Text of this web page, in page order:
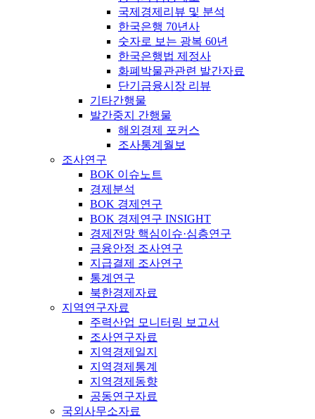
국제경제리뷰 및 분석
한국은행 70년사
숫자로 보는 광복 60년
한국은행법 제정사
화폐박물관관련 발간자료
단기금융시장 리뷰
기타간행물
발간중지 간행물
해외경제 포커스
조사통계월보
조사연구
BOK 이슈노트
경제분석
BOK 경제연구
BOK 경제연구 INSIGHT
경제전망 핵심이슈·심층연구
금융안정 조사연구
지급결제 조사연구
통계연구
북한경제자료
지역연구자료
주력산업 모니터링 보고서
조사연구자료
지역경제일지
지역경제통계
지역경제동향
공동연구자료
국외사무소자료